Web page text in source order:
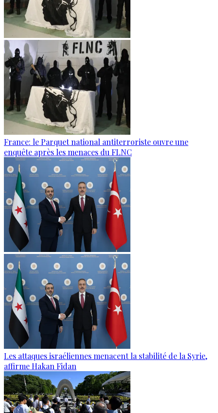
France: le Parquet national antiterroriste ouvre une
enquête après les menaces du FLNC
Les attaques israéliennes menacent la stabilité de la Syrie,
affirme Hakan Fidan